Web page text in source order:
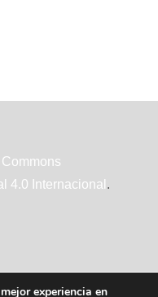
4.0 Internacional .
experiencia en